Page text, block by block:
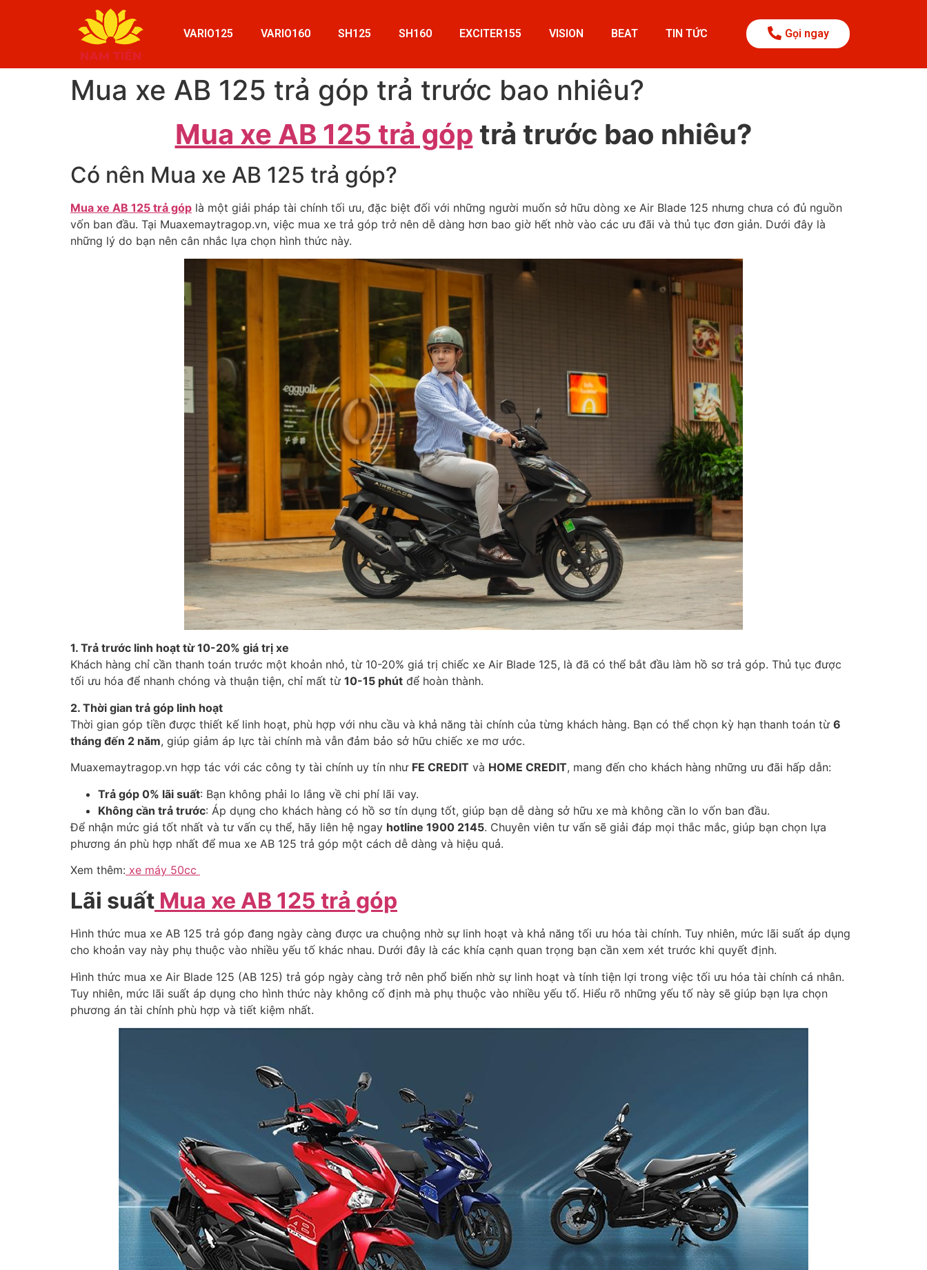
VARIO125 VARIO160 SH125 SH160 EXCITER155 VISION BEAT TIN TỨC Gọi ngay
Mua xe AB 125 trả góp trả trước bao nhiêu?
Mua xe AB 125 trả góp trả trước bao nhiêu?
Có nên Mua xe AB 125 trả góp?
Mua xe AB 125 trả góp là một giải pháp tài chính tối ưu, đặc biệt đối với những người muốn sở hữu dòng xe Air Blade 125 nhưng chưa có đủ nguồn
vốn ban đầu. Tại Muaxemaytragop.vn, việc mua xe trả góp trở nên dễ dàng hơn bao giờ hết nhờ vào các ưu đãi và thủ tục đơn giản. Dưới đây là
những lý do bạn nên cân nhắc lựa chọn hình thức này.
1. Trả trước linh hoạt từ 10-20% giá trị xe
Khách hàng chỉ cần thanh toán trước một khoản nhỏ, từ 10-20% giá trị chiếc xe Air Blade 125, là đã có thể bắt đầu làm hồ sơ trả góp. Thủ tục được
tối ưu hóa để nhanh chóng và thuận tiện, chỉ mất từ 10-15 phút để hoàn thành.
2. Thời gian trả góp linh hoạt
Thời gian góp tiền được thiết kế linh hoạt, phù hợp với nhu cầu và khả năng tài chính của từng khách hàng. Bạn có thể chọn kỳ hạn thanh toán từ 6
tháng đến 2 năm, giúp giảm áp lực tài chính mà vẫn đảm bảo sở hữu chiếc xe mơ ước.
Muaxemaytragop.vn hợp tác với các công ty tài chính uy tín như FE CREDIT và HOME CREDIT, mang đến cho khách hàng những ưu đãi hấp dẫn:
Trả góp 0% lãi suất: Bạn không phải lo lắng về chi phí lãi vay.
Không cần trả trước: Áp dụng cho khách hàng có hồ sơ tín dụng tốt, giúp bạn dễ dàng sở hữu xe mà không cần lo vốn ban đầu.
Để nhận mức giá tốt nhất và tư vấn cụ thể, hãy liên hệ ngay hotline 1900 2145. Chuyên viên tư vấn sẽ giải đáp mọi thắc mắc, giúp bạn chọn lựa
phương án phù hợp nhất để mua xe AB 125 trả góp một cách dễ dàng và hiệu quả.
Xem thêm: xe máy 50cc
Lãi suất Mua xe AB 125 trả góp
Hình thức mua xe AB 125 trả góp đang ngày càng được ưa chuộng nhờ sự linh hoạt và khả năng tối ưu hóa tài chính. Tuy nhiên, mức lãi suất áp dụng
cho khoản vay này phụ thuộc vào nhiều yếu tố khác nhau. Dưới đây là các khía cạnh quan trọng bạn cần xem xét trước khi quyết định.
Hình thức mua xe Air Blade 125 (AB 125) trả góp ngày càng trở nên phổ biến nhờ sự linh hoạt và tính tiện lợi trong việc tối ưu hóa tài chính cá nhân.
Tuy nhiên, mức lãi suất áp dụng cho hình thức này không cố định mà phụ thuộc vào nhiều yếu tố. Hiểu rõ những yếu tố này sẽ giúp bạn lựa chọn
phương án tài chính phù hợp và tiết kiệm nhất.